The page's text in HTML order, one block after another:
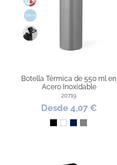
Botella Térmica de 550 ml en
Acero Inoxidable
20719
Desde 4,07 €
NegroBlanco
Marino
Gris